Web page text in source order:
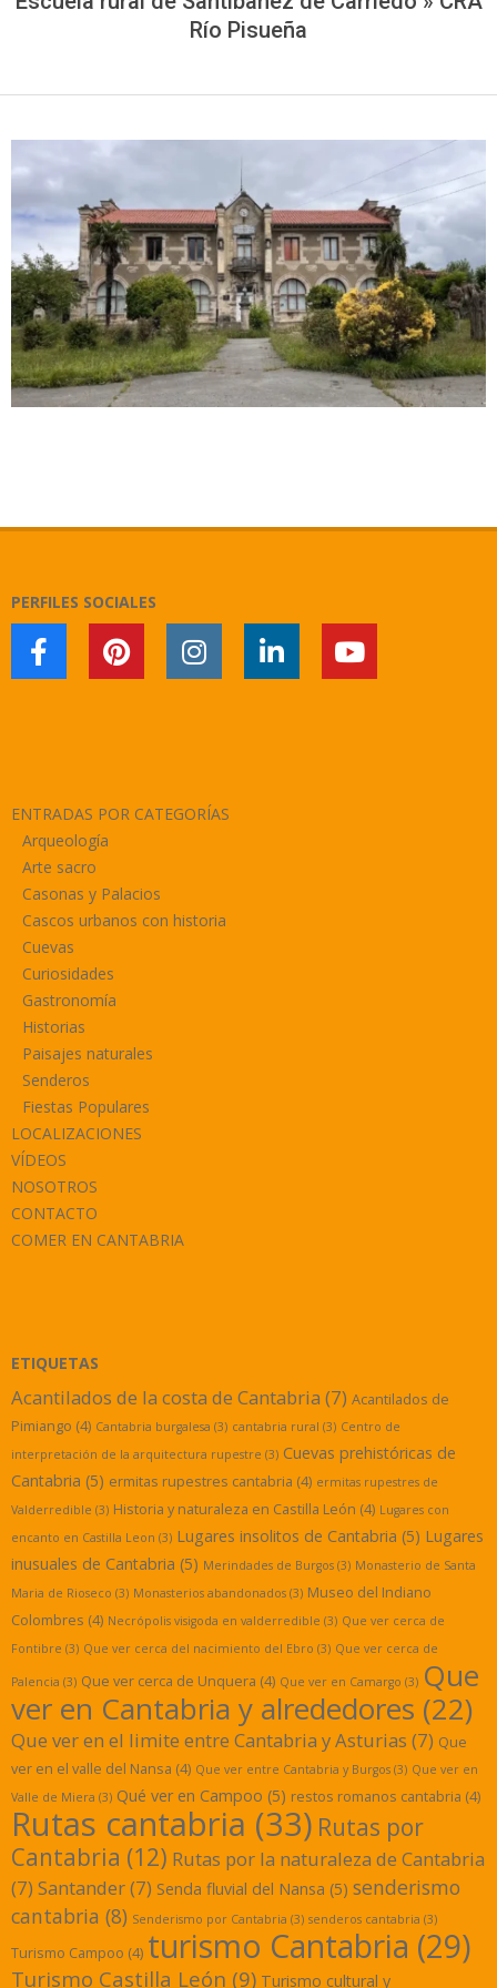
Río Pisueña
PERFILES SOCIALES
ENTRADAS POR CATEGORÍAS
Arqueología
Arte sacro
Casonas y Palacios
Cascos urbanos con historia
Cuevas
Curiosidades
Gastronomía
Historias
Paisajes naturales
Senderos
Fiestas Populares
LOCALIZACIONES
VÍDEOS
NOSOTROS
CONTACTO
COMER EN CANTABRIA
ETIQUETAS
Acantilados de la costa de Cantabria (7) Acantilados de
Pimiango (4) Cantabria burgalesa (3) cantabria rural (3) Centro de
interpretación de la arquitectura rupestre (3) Cuevas prehistóricas de
Cantabria (5) ermitas rupestres cantabria (4) ermitas rupestres de
Valderredible (3) Historia y naturaleza en Castilla León (4) Lugares con
encanto en Castilla Leon (3) Lugares insolitos de Cantabria (5) Lugares
inusuales de Cantabria (5) Merindades de Burgos (3) Monasterio de Santa
Maria de Rioseco (3) Monasterios abandonados (3) Museo del Indiano
Colombres (4) Necrópolis visigoda en valderredible (3) Que ver cerca de
Fontibre (3) Que ver cerca del nacimiento del Ebro (3) Que ver cerca de
Palencia (3) Que ver cerca de Unquera (4) Que ver en Camargo (3) Que
ver en Cantabria y alrededores (22)
Que ver en el limite entre Cantabria y Asturias (7) Que
ver en el valle del Nansa (4) Que ver entre Cantabria y Burgos (3) Que ver en
Valle de Miera (3) Qué ver en Campoo (5) restos romanos cantabria (4)
Rutas cantabria (33) Rutas por
Cantabria (12) Rutas por la naturaleza de Cantabria
(7) Santander(7) Senda fluvial del Nansa (5) senderismo
cantabria (8) Senderismo por Cantabria (3) senderos cantabria (3)
Turismo Campoo (4) turismo Cantabria (29)
Turismo Castilla León (9) Turismo cultural y